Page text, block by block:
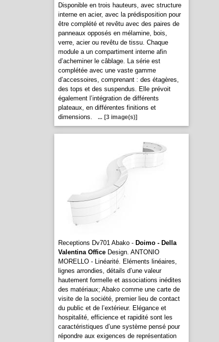
Disponible en trois hauteurs, avec structure
interne en acier, avec la prédisposition pour
être complété et revêtu avec des paires de
panneaux opposés en mélamine, bois,
verre, acier ou revêtu de tissu. Chaque
module a un compartiment interne afin
d’acheminer le câblage. La série est
complétée avec une vaste gamme
d’accessoires, comprenant : des étagères,
des tops et des suspendus. Elle prévoit
également l’intégration de différents
plateaux, en différentes finitions et
dimensions.
... [3 image(s)]
Receptions Dv701 Abako - Doimo - Della
Valentina OfficeDesign. ANTONIO
MORELLO - Linéarité. Eléments linéaires,
lignes arrondies, détails d’une valeur
hautement formelle et associations inédites
des matériaux; Abako comme une carte de
visite de la société, premier lieu de contact
du public et de l’extérieur. Elégance et
hospitalité, efficience et rapidité sont les
caractéristiques d’une système pensé pour
répondre aux exigences de représentation